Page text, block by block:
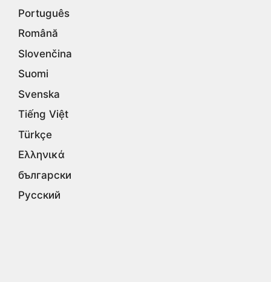
Português
Română
Slovenčina
Suomi
Svenska
Tiếng Việt
Türkçe
Ελληνικά
български
Русский